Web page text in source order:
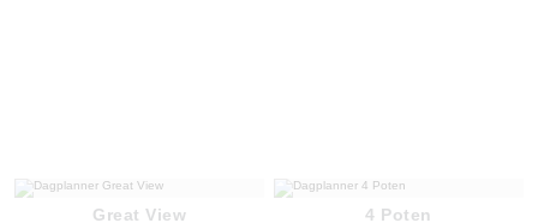
Great View 4 Poten